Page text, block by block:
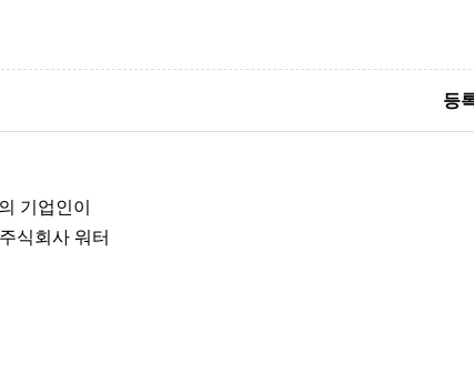
등
기업인이
식회사 워터